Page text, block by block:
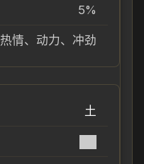
5%
热情、动力、冲劲
土